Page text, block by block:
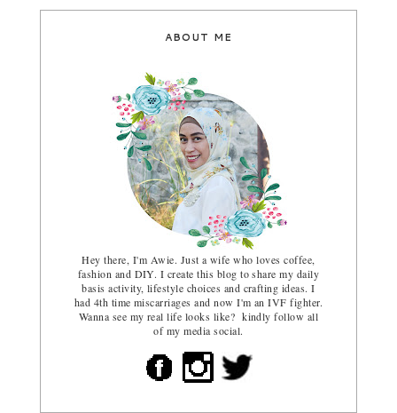
ABOUT ME
Hey there, I'm Awie. Just a wife who loves coffee,
fashion and DIY. I create this blog to share my daily
basis activity, lifestyle choices and crafting ideas. I
had 4th time miscarriages and now I'm an IVF fighter.
Wanna see my real life looks like? kindly follow all
of my media social.